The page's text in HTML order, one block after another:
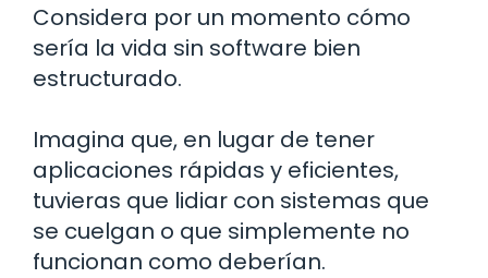
Considera por un momento cómo
sería la vida sin software bien
estructurado.
Imagina que, en lugar de tener
aplicaciones rápidas y eficientes,
tuvieras que lidiar con sistemas que
se cuelgan o que simplemente no
funcionan como deberían.